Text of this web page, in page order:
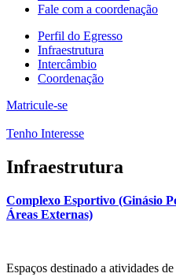
Fale com a coordenação
Perfil do Egresso
Infraestrutura
Intercâmbio
Coordenação
Matricule-se
Tenho Interesse
Infraestrutura
Complexo Esportivo (Ginásio
Áreas Externas)
Espaços destinado a atividades